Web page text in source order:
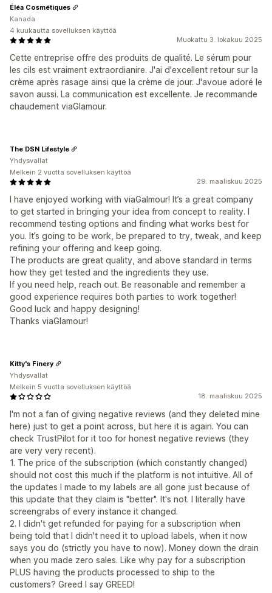
Muokattu 3. lokakuu 2025
Cette entreprise offre des produits de qualité. Le sérum pour
les cils est vraiment extraordianire. J'ai d'excellent retour sur la
crème après rasage ainsi que la crème de jour. J'avoue adoré le
savon aussi. La communication est excellente. Je recommande
chaudement viaGlamour.
Éléa Cosmétiques
Kanada
4 kuukautta sovelluksen käyttöä
29. maaliskuu 2025
I have enjoyed working with viaGalmour! It’s a great company
to get started in bringing your idea from concept to reality. I
recommend testing options and finding what works best for
you. It’s going to be work, be prepared to try, tweak, and keep
refining your offering and keep going.
The products are great quality, and above standard in terms
how they get tested and the ingredients they use.
If you need help, reach out. Be reasonable and remember a
good experience requires both parties to work together!
Good luck and happy designing!
Thanks viaGlamour!
The DSN Lifestyle
Yhdysvallat
Melkein 2 vuotta sovelluksen käyttöä
18. maaliskuu 2025
I'm not a fan of giving negative reviews (and they deleted mine
here) just to get a point across, but here it is again. You can
check TrustPilot for it too for honest negative reviews (they
are very very recent).
1. The price of the subscription (which constantly changed)
should not cost this much if the platform is not intuitive. All of
the updates I made to my labels are all gone just because of
this update that they claim is "better". It's not. I literally have
screengrabs of every instance it changed.
2. I didn't get refunded for paying for a subscription when
being told that I didn't need it to upload labels, when it now
says you do (strictly you have to now). Money down the drain
when you made zero sales. Like why pay for a subscription
PLUS having the products processed to ship to the
customers? Greed I say GREED!
Kitty's Finery
Yhdysvallat
Melkein 5 vuotta sovelluksen käyttöä